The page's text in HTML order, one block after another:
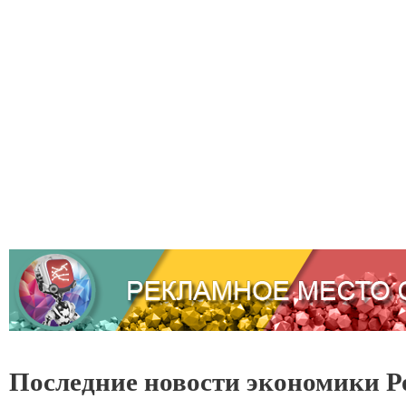
Последние новости экономики